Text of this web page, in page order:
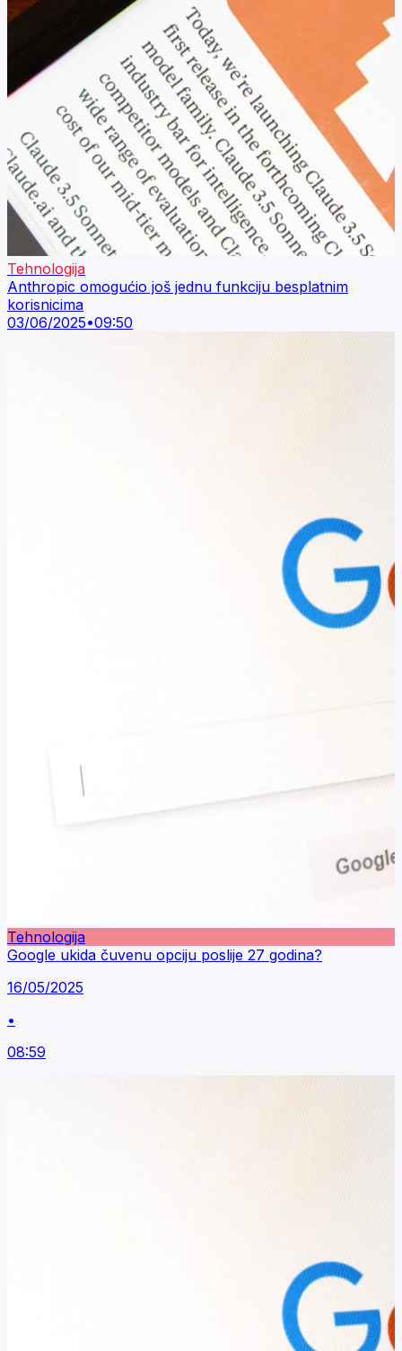
Tehnologija
Anthropic omogućio još jednu funkciju besplatnim
korisnicima
03/06/2025•09:50
Tehnologija
Google ukida čuvenu opciju poslije 27 godina?
16/05/2025
•
08:59